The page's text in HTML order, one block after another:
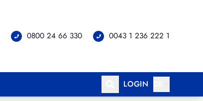
0800 24 66 330 0043 1 236 222 1
LOGIN